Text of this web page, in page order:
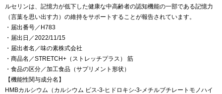
ルセリンは、記憶力が低下した健康な中高齢者の認知機能の一部である記憶力
（言葉を思い出す力）の維持をサポートすることが報告されています。
・届出番号／H783
・届出日／2022/11/15
・届出者名／味の素株式会社
・商品名／STRETCH+（ストレッチプラス） 筋
・食品の区分／加工食品（サプリメント形状）
【機能性関与成分名】
HMBカルシウム（カルシウム ビス-3-ヒドロキシ-3-メチルブチレートモノハイ